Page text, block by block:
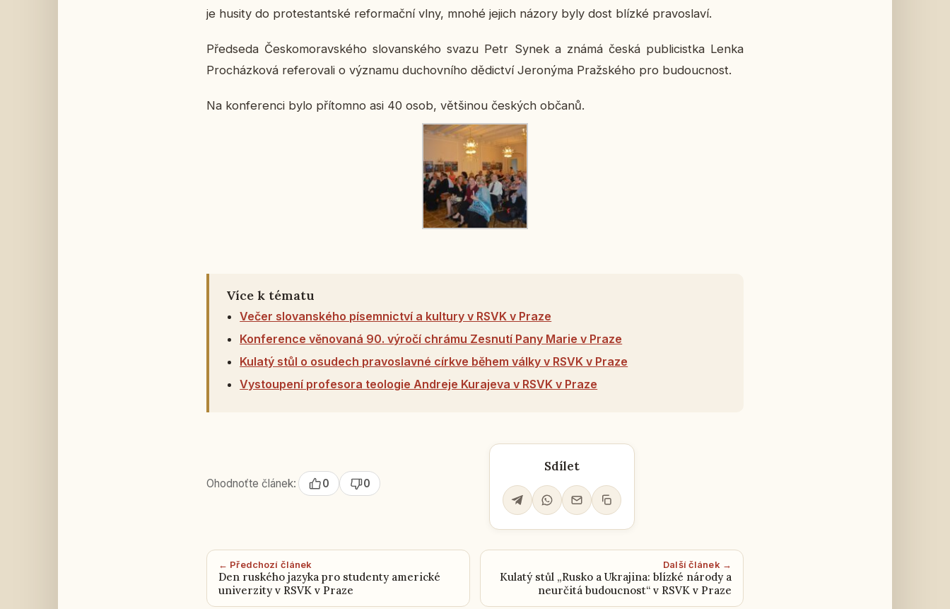
je husity do pro­tes­tant­ské re­for­mač­ní vlny, mnohé jejich názory byly dost blízké pra­vosla­ví.
Před­se­da Čes­ko­mo­rav­ské­ho slo­van­ské­ho svazu Petr Synek a známá česká pu­b­li­cist­ka Lenka
Pro­cház­ko­vá re­fe­ro­va­li o vý­zna­mu du­chov­ní­ho dě­dic­tví Je­ro­ný­ma Praž­ské­ho pro bu­douc­nost.
Na kon­fe­ren­ci bylo pří­tomno asi 40 osob, vět­ši­nou čes­kých občanů.
Více k tématu
Večer slovanského písemnictví a kultury v RSVK v Praze
Konference věnovaná 90. výročí chrámu Zesnutí Pany Marie v Praze
Kulatý stůl o osudech pravoslavné církve během války v RSVK v Praze
Vystoupení profesora teologie Andreje Kurajeva v RSVK v Praze
Ohodnoťte článek: 0 0
Sdílet
← Předchozí článek
Den ruského jazyka pro studenty americké
univerzity v RSVK v Praze
Další článek →
Kulatý stůl „Rusko a Ukrajina: blízké národy a
neurčitá budoucnost“ v RSVK v Praze